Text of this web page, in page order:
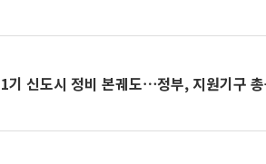
1기 신도시 정비 본궤도⋯정부, 지원기구